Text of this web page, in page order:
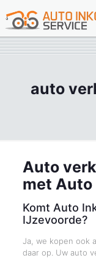
auto
Auto
met Auto
Komt Auto
IJzevoorde?
Ja, we kopen ook
daar op. Uw auto